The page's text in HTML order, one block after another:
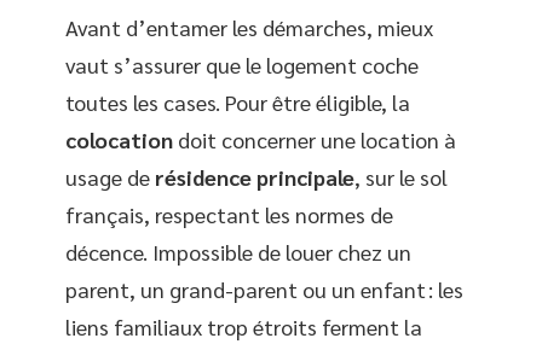
Avant d’entamer les démarches, mieux
vaut s’assurer que le logement coche
toutes les cases. Pour être éligible, la
colocation doit concerner une location à
usage de résidence principale, sur le sol
français, respectant les normes de
décence. Impossible de louer chez un
parent, un grand-parent ou un enfant : les
liens familiaux trop étroits ferment la